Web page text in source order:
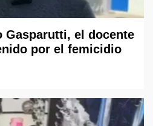
Gasparutti, el docente
por el femicidio